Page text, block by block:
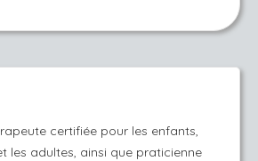
certifiée pour les enfants,
les adultes, ainsi que praticienne